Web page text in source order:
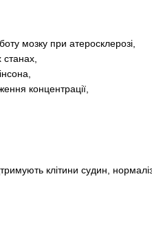
мозку при атеросклерозі,
станах,
концентрації,
клітини судин,